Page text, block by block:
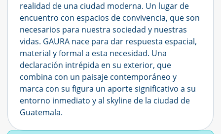
realidad de una ciudad moderna. Un lugar de
encuentro con espacios de convivencia, que son
necesarios para nuestra sociedad y nuestras
vidas. GAURA nace para dar respuesta espacial,
material y formal a esta necesidad. Una
declaración intrépida en su exterior, que
combina con un paisaje contemporáneo y
marca con su figura un aporte significativo a su
entorno inmediato y al skyline de la ciudad de
Guatemala.